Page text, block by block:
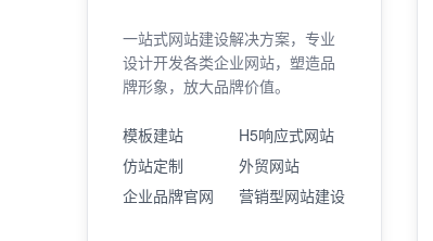
一站式网站建设解决方案，专业
设计开发各类企业网站，塑造品
牌形象，放大品牌价值。
模板建站
H5响应式网站
仿站定制
外贸网站
企业品牌官网
营销型网站建设